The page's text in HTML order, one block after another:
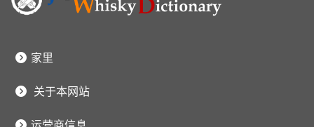
家里
关于本网站